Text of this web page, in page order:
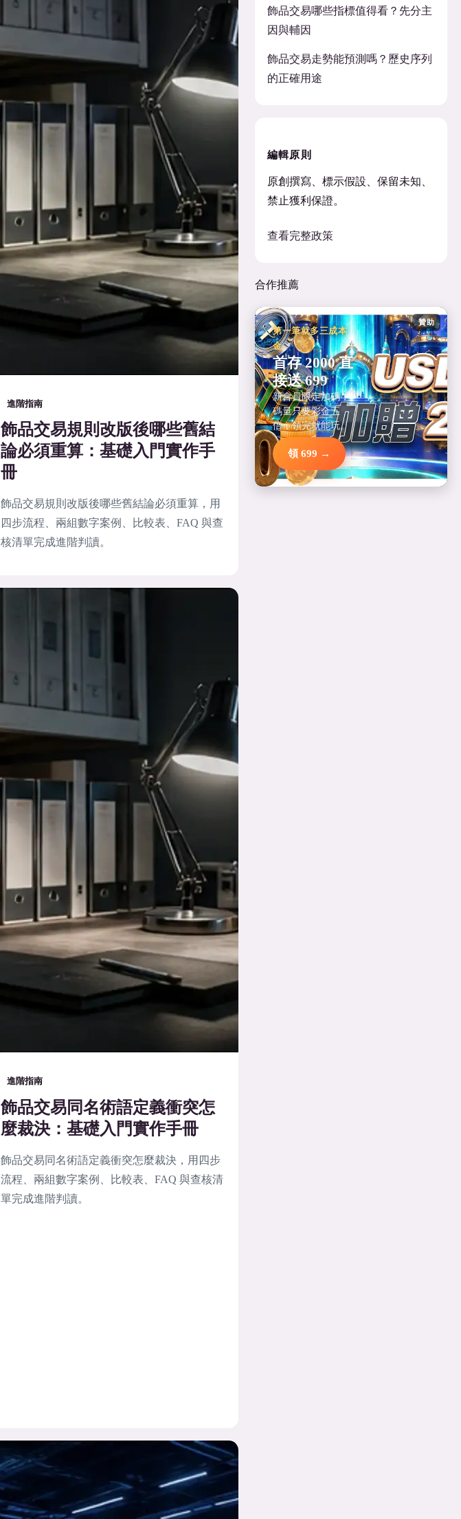
進階指南
飾品交易規則改版後哪些舊結
論必須重算：基礎入門實作手
冊
飾品交易規則改版後哪些舊結論必須重算，用
四步流程、兩組數字案例、比較表、FAQ 與查
核清單完成進階判讀。
進階指南
飾品交易同名術語定義衝突怎
麼裁決：基礎入門實作手冊
飾品交易同名術語定義衝突怎麼裁決，用四步
流程、兩組數字案例、比較表、FAQ 與查核清
單完成進階判讀。
飾品交易哪些指標值得看？先分主
因與輔因
飾品交易走勢能預測嗎？歷史序列
的正確用途
編輯原則
原創撰寫、標示假設、保留未知、
禁止獲利保證。
查看完整政策
合作推薦
贊助
第一筆就多三成本
金
首存 2000 直
接送 699
新會員限定加碼，
碼量只要彩金五
倍，領完就能玩。
領 699 →